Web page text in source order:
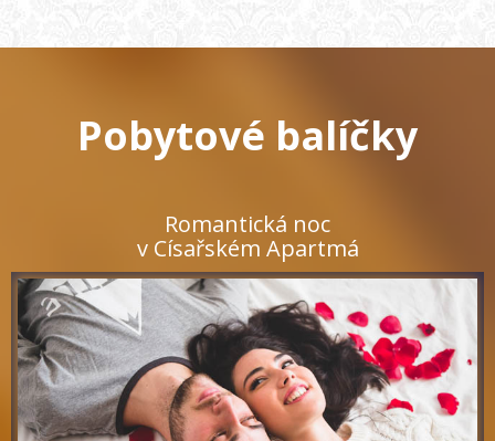
Pobytové balíčky
Romantická noc
v Císařském Apartmá